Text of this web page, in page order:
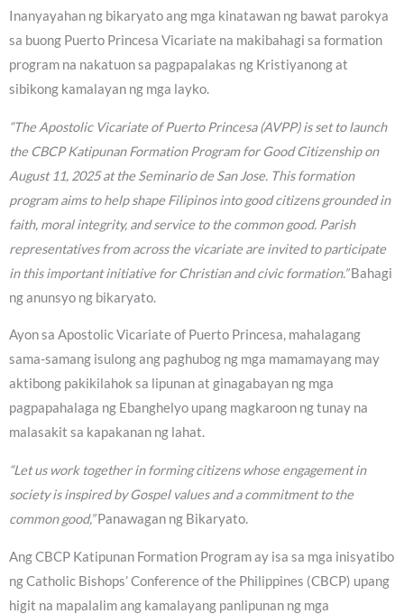
Inanyayahan ng bikaryato ang mga kinatawan ng bawat parokya
sa buong Puerto Princesa Vicariate na makibahagi sa formation
program na nakatuon sa pagpapalakas ng Kristiyanong at
sibikong kamalayan ng mga layko.
“The Apostolic Vicariate of Puerto Princesa (AVPP) is set to launch
the CBCP Katipunan Formation Program for Good Citizenship on
August 11, 2025 at the Seminario de San Jose. This formation
program aims to help shape Filipinos into good citizens grounded in
faith, moral integrity, and service to the common good. Parish
representatives from across the vicariate are invited to participate
in this important initiative for Christian and civic formation.”Bahagi
ng anunsyo ng bikaryato.
Ayon sa Apostolic Vicariate of Puerto Princesa, mahalagang
sama-samang isulong ang paghubog ng mga mamamayang may
aktibong pakikilahok sa lipunan at ginagabayan ng mga
pagpapahalaga ng Ebanghelyo upang magkaroon ng tunay na
malasakit sa kapakanan ng lahat.
“Let us work together in forming citizens whose engagement in
society is inspired by Gospel values and a commitment to the
common good,”Panawagan ng Bikaryato.
Ang CBCP Katipunan Formation Program ay isa sa mga inisyatibo
ng Catholic Bishops’ Conference of the Philippines (CBCP) upang
higit na mapalalim ang kamalayang panlipunan ng mga